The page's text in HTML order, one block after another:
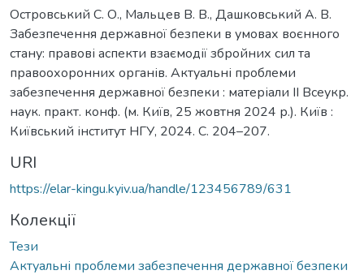
Островський С. О., Мальцев В. В., Дашковський А. В.
Забезпечення державної безпеки в умовах воєнного
стану: правові аспекти взаємодії збройних сил та
правоохоронних органів. Актуальні проблеми
забезпечення державної безпеки : матеріали ІІ Всеукр.
наук. практ. конф. (м. Київ, 25 жовтня 2024 р.). Київ :
Київський інститут НГУ, 2024. С. 204–207.
URI
https://elar-kingu.kyiv.ua/handle/123456789/631
Колекції
Тези
Актуальні проблеми забезпечення державної безпеки